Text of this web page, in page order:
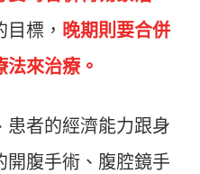
標， 晚期則要合併
來治療。
患者的經濟能力跟身
開腹手術、腹腔鏡手